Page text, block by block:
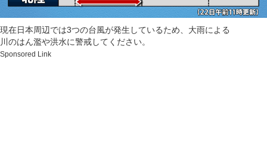
現在日本周辺では3つの台風が発生しているため、大雨による
川のはん濫や洪水に警戒してください。
Sponsored Link